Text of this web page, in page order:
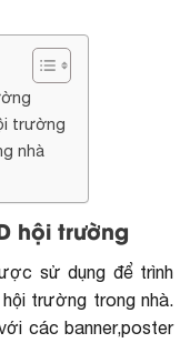
trường
nhà
hội trường
sử dụng để trình
trường trong nhà.
các banner,poster